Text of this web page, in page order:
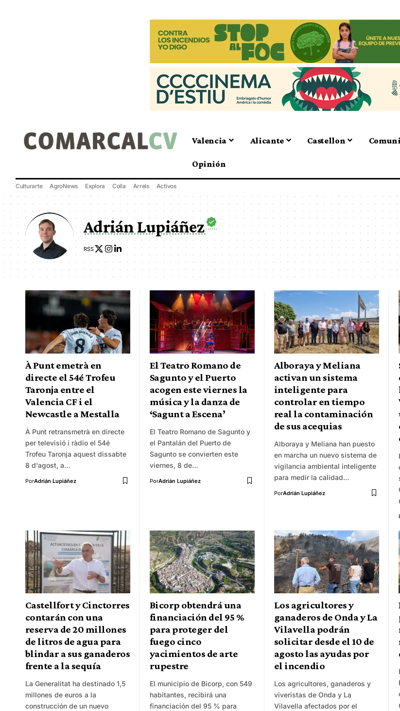
Valencia Alicante Castellon
Opinión
Culturarte AgroNews Explora Colla Arrels Activos
Adrián Lupiáñez
RSS
À Punt emetrà en
directe el 54é Trofeu
Taronja entre el
Valencia CF i el
Newcastle a Mestalla
À Punt retransmetrà en directe
per televisió i ràdio el 54é
Trofeu Taronja aquest dissabte
8 d'agost, a…
PorAdrián Lupiáñez
El Teatro Romano de
Sagunto y el Puerto
acogen este viernes la
música y la danza de
‘Sagunt a Escena’
El Teatro Romano de Sagunto y
el Pantalán del Puerto de
Sagunto se convierten este
viernes, 8 de…
PorAdrián Lupiáñez
Alboraya y Meliana
activan un sistema
inteligente para
controlar en tiempo
real la contaminación
de sus acequias
Alboraya y Meliana han puesto
en marcha un nuevo sistema de
vigilancia ambiental inteligente
para medir la calidad…
PorAdrián Lupiáñez
Castellfort y Cinctorres
contarán con una
reserva de 20 millones
de litros de agua para
blindar a sus ganaderos
frente a la sequía
La Generalitat ha destinado 1,5
millones de euros a la
construcción de un nuevo
Bicorp obtendrá una
financiación del 95 %
para proteger del
fuego cinco
yacimientos de arte
rupestre
El municipio de Bicorp, con 549
habitantes, recibirá una
financiación del 95 % para
Los agricultores y
ganaderos de Onda y La
Vilavella podrán
solicitar desde el 10 de
agosto las ayudas por
el incendio
Los agricultores, ganaderos y
viveristas de Onda y La
Vilavella afectados por el